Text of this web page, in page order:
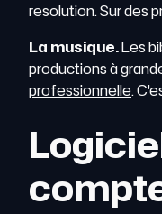
resolution. Sur des
La musique.Les
productions à
professionnelle.